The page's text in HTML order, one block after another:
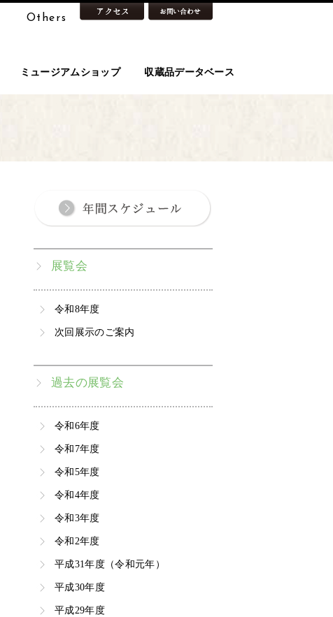
Others
ミュージアムショップ 収蔵品データベース
展覧会
令和8年度
次回展示のご案内
過去の展覧会
令和6年度
令和7年度
令和5年度
令和4年度
令和3年度
令和2年度
平成31年度（令和元年）
平成30年度
平成29年度